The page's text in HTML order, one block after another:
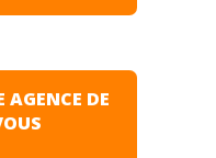
AGENCE DE